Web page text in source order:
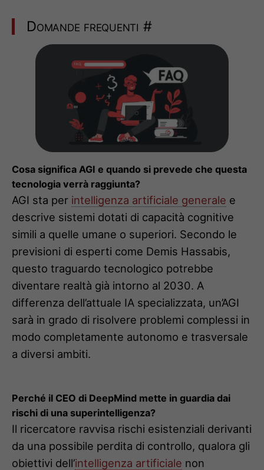
Domande frequenti #
Cosa significa AGI e quando si prevede che questa
tecnologia verrà raggiunta?
AGI sta per intelligenza artificiale generale e
descrive sistemi dotati di capacità cognitive
simili a quelle umane o superiori. Secondo le
previsioni di esperti come Demis Hassabis,
questo traguardo tecnologico potrebbe
diventare realtà già intorno al 2030. A
differenza dell’attuale IA specializzata, un’AGI
sarà in grado di risolvere problemi complessi in
modo completamente autonomo e trasversale
a diversi ambiti.
Perché il CEO di DeepMind mette in guardia dai
rischi di una superintelligenza?
Il ricercatore ravvisa rischi esistenziali derivanti
da una possibile perdita di controllo, qualora gli
obiettivi dell’intelligenza artificiale non